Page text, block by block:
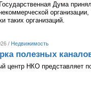
Дума
таких организаций.
/ Недвижимость
полезных
центр НКО представляет